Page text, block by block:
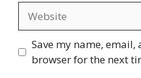
Save my name,
browser for the next